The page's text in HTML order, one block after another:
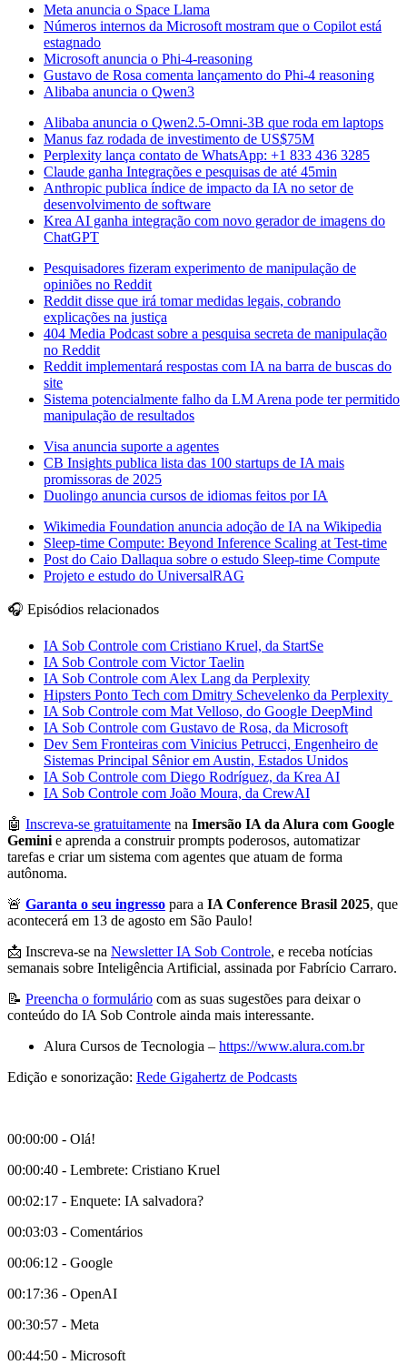
Meta anuncia o Space Llama
Números internos da Microsoft mostram que o Copilot está
estagnado
Microsoft anuncia o Phi-4-reasoning
Gustavo de Rosa comenta lançamento do Phi-4 reasoning
Alibaba anuncia o Qwen3
Alibaba anuncia o Qwen2.5-Omni-3B que roda em laptops
Manus faz rodada de investimento de US$75M
Perplexity lança contato de WhatsApp: +1 833 436 3285
Claude ganha Integrações e pesquisas de até 45min
Anthropic publica índice de impacto da IA no setor de
desenvolvimento de software
Krea AI ganha integração com novo gerador de imagens do
ChatGPT
Pesquisadores fizeram experimento de manipulação de
opiniões no Reddit
Reddit disse que irá tomar medidas legais, cobrando
explicações na justiça
404 Media Podcast sobre a pesquisa secreta de manipulação
no Reddit
Reddit implementará respostas com IA na barra de buscas do
site
Sistema potencialmente falho da LM Arena pode ter permitido
manipulação de resultados
Visa anuncia suporte a agentes
CB Insights publica lista das 100 startups de IA mais
promissoras de 2025
Duolingo anuncia cursos de idiomas feitos por IA
Wikimedia Foundation anuncia adoção de IA na Wikipedia
Sleep-time Compute: Beyond Inference Scaling at Test-time
Post do Caio Dallaqua sobre o estudo Sleep-time Compute
Projeto e estudo do UniversalRAG
🎧 Episódios relacionados
IA Sob Controle com Cristiano Kruel, da StartSe
IA Sob Controle com Victor Taelin
IA Sob Controle com Alex Lang da Perplexity
Hipsters Ponto Tech com Dmitry Schevelenko da Perplexity
IA Sob Controle com Mat Velloso, do Google DeepMind
IA Sob Controle com Gustavo de Rosa, da Microsoft
Dev Sem Fronteiras com Vinicius Petrucci, Engenheiro de
Sistemas Principal Sênior em Austin, Estados Unidos
IA Sob Controle com Diego Rodríguez, da Krea AI
IA Sob Controle com João Moura, da CrewAI
🤖 Inscreva-se gratuitamente na Imersão IA da Alura com Google
Gemini e aprenda a construir prompts poderosos, automatizar
tarefas e criar um sistema com agentes que atuam de forma
autônoma.
🚨 Garanta o seu ingresso para a IA Conference Brasil 2025, que
acontecerá em 13 de agosto em São Paulo!
📩 Inscreva-se na Newsletter IA Sob Controle, e receba notícias
semanais sobre Inteligência Artificial, assinada por Fabrício Carraro.
📝 Preencha o formulário com as suas sugestões para deixar o
conteúdo do IA Sob Controle ainda mais interessante.
Alura Cursos de Tecnologia – https://www.alura.com.br
Edição e sonorização: Rede Gigahertz de Podcasts
00:00:00 - Olá!
00:00:40 - Lembrete: Cristiano Kruel
00:02:17 - Enquete: IA salvadora?
00:03:03 - Comentários
00:06:12 - Google
00:17:36 - OpenAI
00:30:57 - Meta
00:44:50 - Microsoft